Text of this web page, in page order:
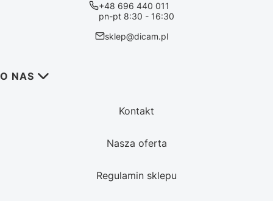
+48 696 440 011
pn-pt 8:30 - 16:30
sklep@dicam.pl
Linki w stopce
O NAS
Kontakt
Nasza oferta
Regulamin sklepu